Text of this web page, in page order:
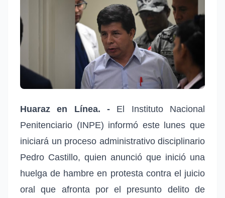
Huaraz en Línea. - El Instituto Nacional
Penitenciario (INPE) informó este lunes que
iniciará un proceso administrativo disciplinario
Pedro Castillo, quien anunció que inició una
huelga de hambre en protesta contra el juicio
oral que afronta por el presunto delito de